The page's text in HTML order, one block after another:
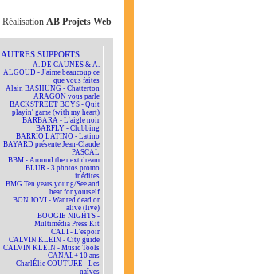
Réalisation AB Projets Web
AUTRES SUPPORTS
A. DE CAUNES & A.
ALGOUD - J'aime beaucoup ce
que vous faites
Alain BASHUNG - Chatterton
ARAGON vous parle
BACKSTREET BOYS - Quit
playin' game (with my heart)
BARBARA - L'aigle noir
BARFLY - Clubbing
BARRIO LATINO - Latino
BAYARD présente Jean-Claude
PASCAL
BBM - Around the next dream
BLUR - 3 photos promo
inédites
BMG Ten years young/See and
hear for yourself
BON JOVI - Wanted dead or
alive (live)
BOOGIE NIGHTS -
Multimédia Press Kit
CALI - L'espoir
CALVIN KLEIN - City guide
CALVIN KLEIN - Music Tools
CANAL+ 10 ans
CharlÉlie COUTURE - Les
naïves